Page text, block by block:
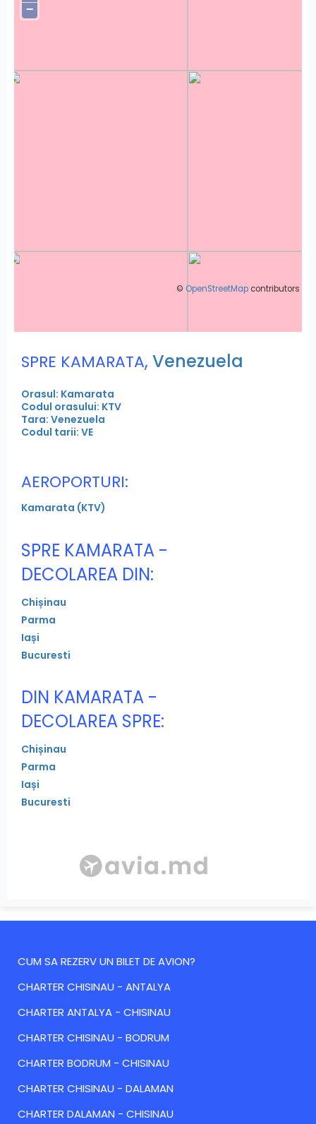
−
© OpenStreetMap contributors
SPRE KAMARATA, Venezuela
Orasul: Kamarata
Codul orasului: KTV
Tara: Venezuela
Codul tarii: VE
AEROPORTURI:
Kamarata (KTV)
SPRE KAMARATA -
DECOLAREA DIN:
Chișinau
Parma
Iași
Bucuresti
DIN KAMARATA -
DECOLAREA SPRE:
Chișinau
Parma
Iași
Bucuresti
CUM SA REZERV UN BILET DE AVION?
CHARTER CHISINAU - ANTALYA
CHARTER ANTALYA - CHISINAU
CHARTER CHISINAU - BODRUM
CHARTER BODRUM - CHISINAU
CHARTER CHISINAU - DALAMAN
CHARTER DALAMAN - CHISINAU